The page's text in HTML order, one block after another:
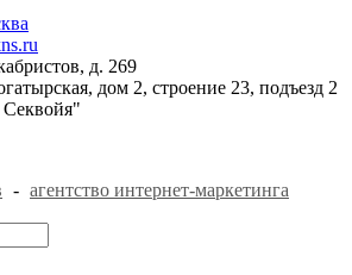
д. 269
дом 2, строение 23, подъезд 2
- агентство интернет-маркетинга